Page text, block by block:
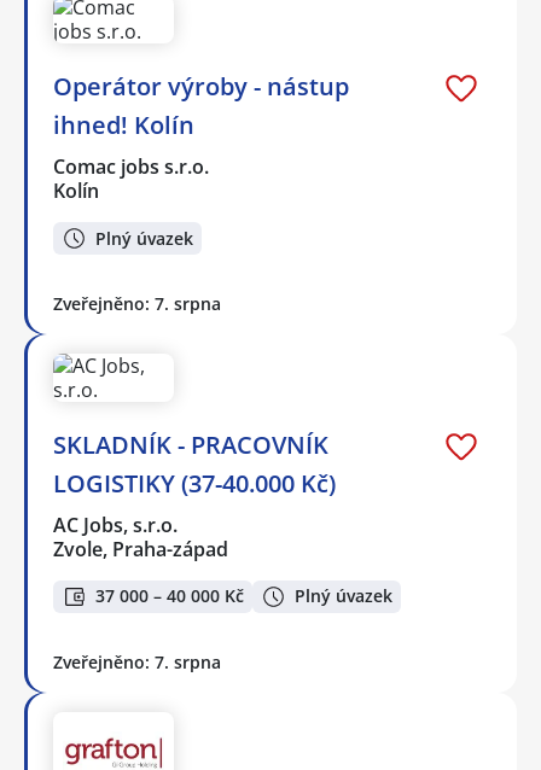
Operátor výroby - nástup
ihned! Kolín
Comac jobs s.r.o.
Kolín
Plný úvazek
Zveřejněno: 7. srpna
SKLADNÍK - PRACOVNÍK
LOGISTIKY (37-40.000 Kč)
AC Jobs, s.r.o.
Zvole, Praha-západ
37 000 – 40 000 Kč Plný úvazek
Zveřejněno: 7. srpna